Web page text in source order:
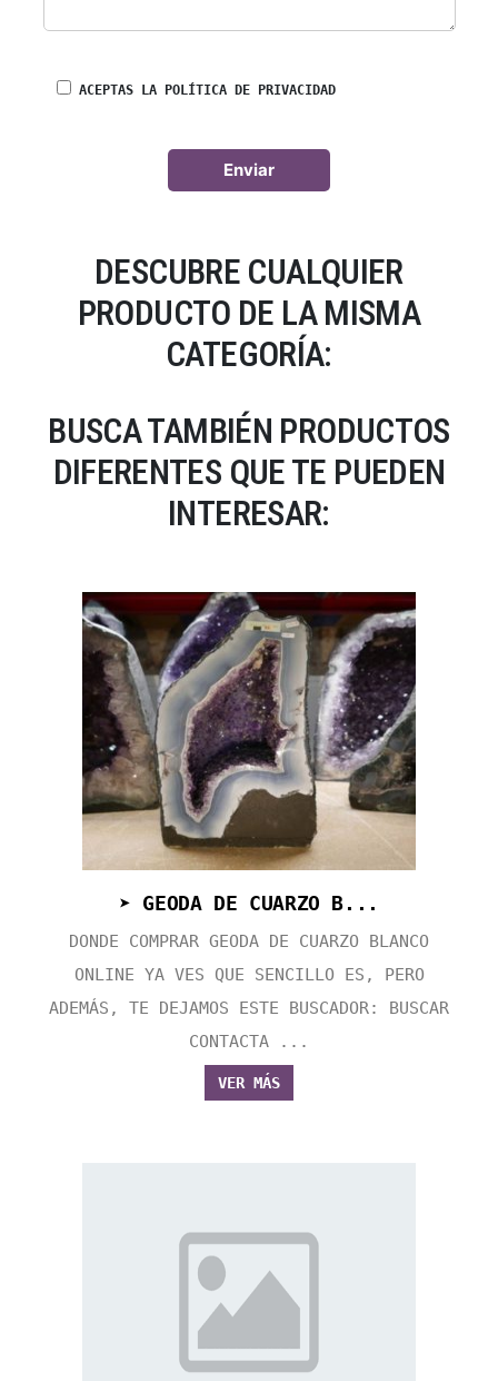
ACEPTAS LA POLÍTICA DE PRIVACIDAD
DESCUBRE CUALQUIER
PRODUCTO DE LA MISMA
CATEGORÍA:
BUSCA TAMBIÉN PRODUCTOS
DIFERENTES QUE TE PUEDEN
INTERESAR:
➤ GEODA DE CUARZO B...
DONDE COMPRAR GEODA DE CUARZO BLANCO
ONLINE YA VES QUE SENCILLO ES, PERO
ADEMÁS, TE DEJAMOS ESTE BUSCADOR: BUSCAR
CONTACTA ...
VER MÁS